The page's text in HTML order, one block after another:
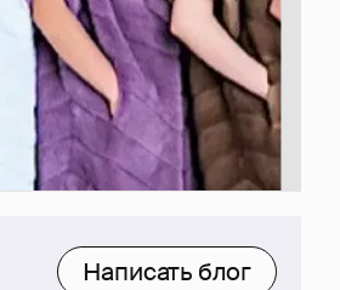
Написать блог